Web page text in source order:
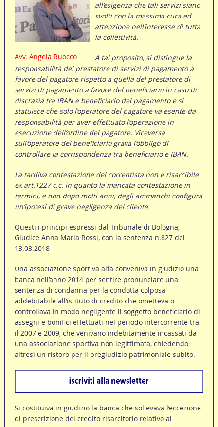
Avv. Angela Ruocco
all’esigenza che tali servizi siano
svolti con la massima cura ed
attenzione nell’interesse di tutta
la collettività.
A tal proposito, si distingue la
responsabilità del prestatore di servizi di pagamento a
favore del pagatore rispetto a quella del prestatore di
servizi di pagamento a favore del beneficiario in caso di
discrasia tra IBAN e beneficiario del pagamento e si
statuisce che solo l’operatore del pagatore va esente da
responsabilità per aver effettuato l’operazione in
esecuzione dell’ordine del pagatore. Viceversa
sull’operatore del beneficiario grava l’obbligo di
controllare la corrispondenza tra beneficiario e IBAN.
La tardiva contestazione del correntista non è risarcibile
ex art.1227 c.c. in quanto la mancata contestazione in
termini, e non dopo molti anni, degli ammanchi configura
un’ipotesi di grave negligenza del cliente.
Questi i principi espressi dal Tribunale di Bologna,
Giudice Anna Maria Rossi, con la sentenza n.827 del
13.03.2018
Una associazione sportiva alfa conveniva in giudizio una
banca nell’anno 2014 per sentire pronunciare una
sentenza di condanna per la condotta colposa
addebitabile all’istituto di credito che ometteva o
controllava in modo negligente il soggetto beneficiario di
assegni e bonifici effettuati nel periodo intercorrente tra
il 2007 e 2009, che venivano indebitamente incassati da
una associazione sportiva non legittimata, chiedendo
altresì un ristoro per il pregiudizio patrimoniale subito.
Si costituiva in giudizio la banca che sollevava l’eccezione
di prescrizione del credito risarcitorio relativo ai